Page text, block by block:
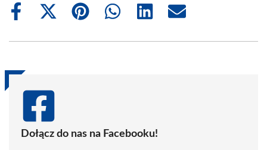
Share
Share
(Twitter)
Share
Share
Share
Share
Dołącz do nas na Facebooku!